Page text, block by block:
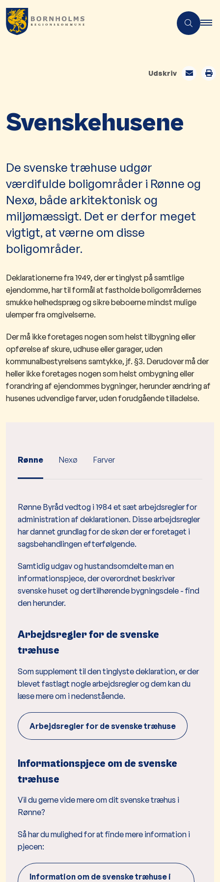
Udskriv
Svenskehusene
De svenske træhuse udgør
værdifulde boligområder i Rønne og
Nexø, både arkitektonisk og
miljømæssigt. Det er derfor meget
vigtigt, at værne om disse
boligområder.
Deklarationerne fra 1949, der er tinglyst på samtlige
ejendomme, har til formål at fastholde boligområdernes
smukke helhedspræg og sikre beboerne mindst mulige
ulemper fra omgivelserne.
Der må ikke foretages nogen som helst tilbygning eller
opførelse af skure, udhuse eller garager, uden
kommunalbestyrelsens samtykke, jf. §3. Derudover må der
heller ikke foretages nogen som helst ombygning eller
forandring af ejendommes bygninger, herunder ændring af
husenes udvendige farver, uden forudgående tilladelse.
Rønne Nexø Farver
Rønne Byråd vedtog i 1984 et sæt arbejdsregler for
administration af deklarationen. Disse arbejdsregler
har dannet grundlag for de skøn der er foretaget i
sagsbehandlingen efterfølgende.
Samtidig udgav og hustandsomdelte man en
informationspjece, der overordnet beskriver
svenske huset og dertilhørende bygningsdele - find
den herunder.
Arbejdsregler for de svenske
træhuse
Som supplement til den tinglyste deklaration, er der
blevet fastlagt nogle arbejdsregler og dem kan du
læse mere om i nedenstående.
Arbejdsregler for de svenske træhuse
Informationspjece om de svenske
træhuse
Vil du gerne vide mere om dit svenske træhus i
Rønne?
Så har du mulighed for at finde mere information i
pjecen:
Information om de svenske træhuse i